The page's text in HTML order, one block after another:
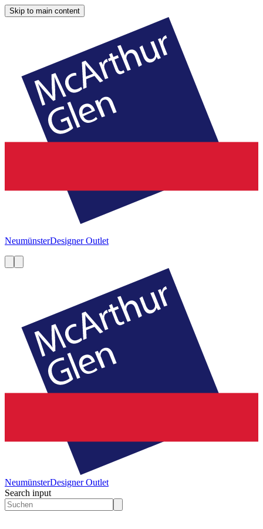
Skip to main content
NeumünsterDesigner Outlet
NeumünsterDesigner Outlet
Search input